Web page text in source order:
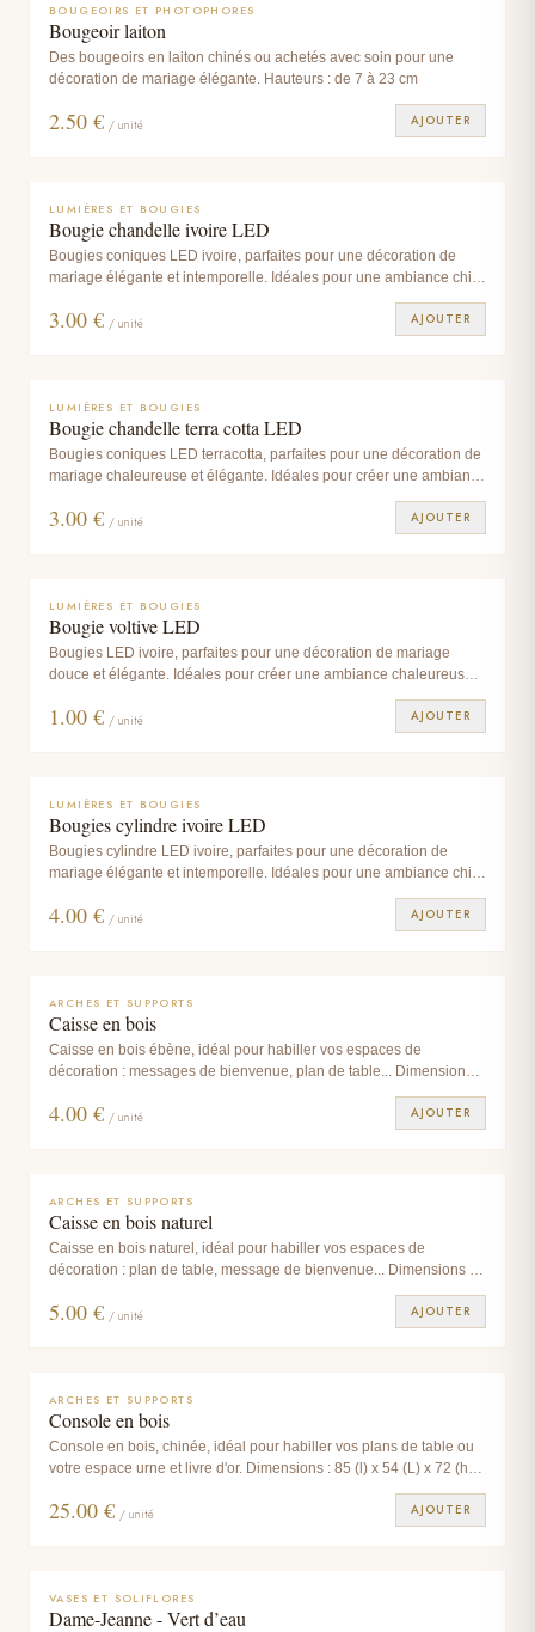
BOUGEOIRS ET PHOTOPHORES
Bougeoir laiton
Des bougeoirs en laiton chinés ou achetés avec soin pour une
décoration de mariage élégante. Hauteurs : de 7 à 23 cm
2.50 € / unité AJOUTER
LUMIÈRES ET BOUGIES
Bougie chandelle ivoire LED
Bougies coniques LED ivoire, parfaites pour une décoration de
mariage élégante et intemporelle. Idéales pour une ambiance chic
3.00 € / unité AJOUTER
LUMIÈRES ET BOUGIES
Bougie chandelle terra cotta LED
Bougies coniques LED terracotta, parfaites pour une décoration de
mariage chaleureuse et élégante. Idéales pour créer une ambiance
3.00 € / unité AJOUTER
LUMIÈRES ET BOUGIES
Bougie voltive LED
Bougies LED ivoire, parfaites pour une décoration de mariage
douce et élégante. Idéales pour créer une ambiance chaleureuse
1.00 € / unité AJOUTER
LUMIÈRES ET BOUGIES
Bougies cylindre ivoire LED
Bougies cylindre LED ivoire, parfaites pour une décoration de
mariage élégante et intemporelle. Idéales pour une ambiance chic
4.00 € / unité AJOUTER
ARCHES ET SUPPORTS
Caisse en bois
Caisse en bois ébène, idéal pour habiller vos espaces de
décoration : messages de bienvenue, plan de table... Dimensions :
4.00 € / unité AJOUTER
ARCHES ET SUPPORTS
Caisse en bois naturel
Caisse en bois naturel, idéal pour habiller vos espaces de
décoration : plan de table, message de bienvenue... Dimensions :
5.00 € / unité AJOUTER
ARCHES ET SUPPORTS
Console en bois
Console en bois, chinée, idéal pour habiller vos plans de table ou
votre espace urne et livre d'or. Dimensions : 85 (l) x 54 (L) x 72 (h)
25.00 € / unité AJOUTER
VASES ET SOLIFLORES
Dame-Jeanne - Vert d’eau